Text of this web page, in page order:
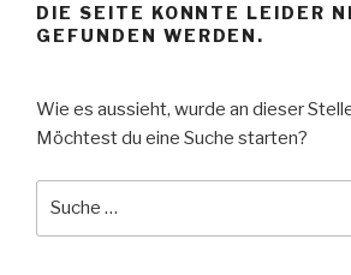
DIE SEITE KONNTE LEIDER
GEFUNDEN WERDEN.
Wie es aussieht, wurde an dieser
Möchtest du eine Suche starten?